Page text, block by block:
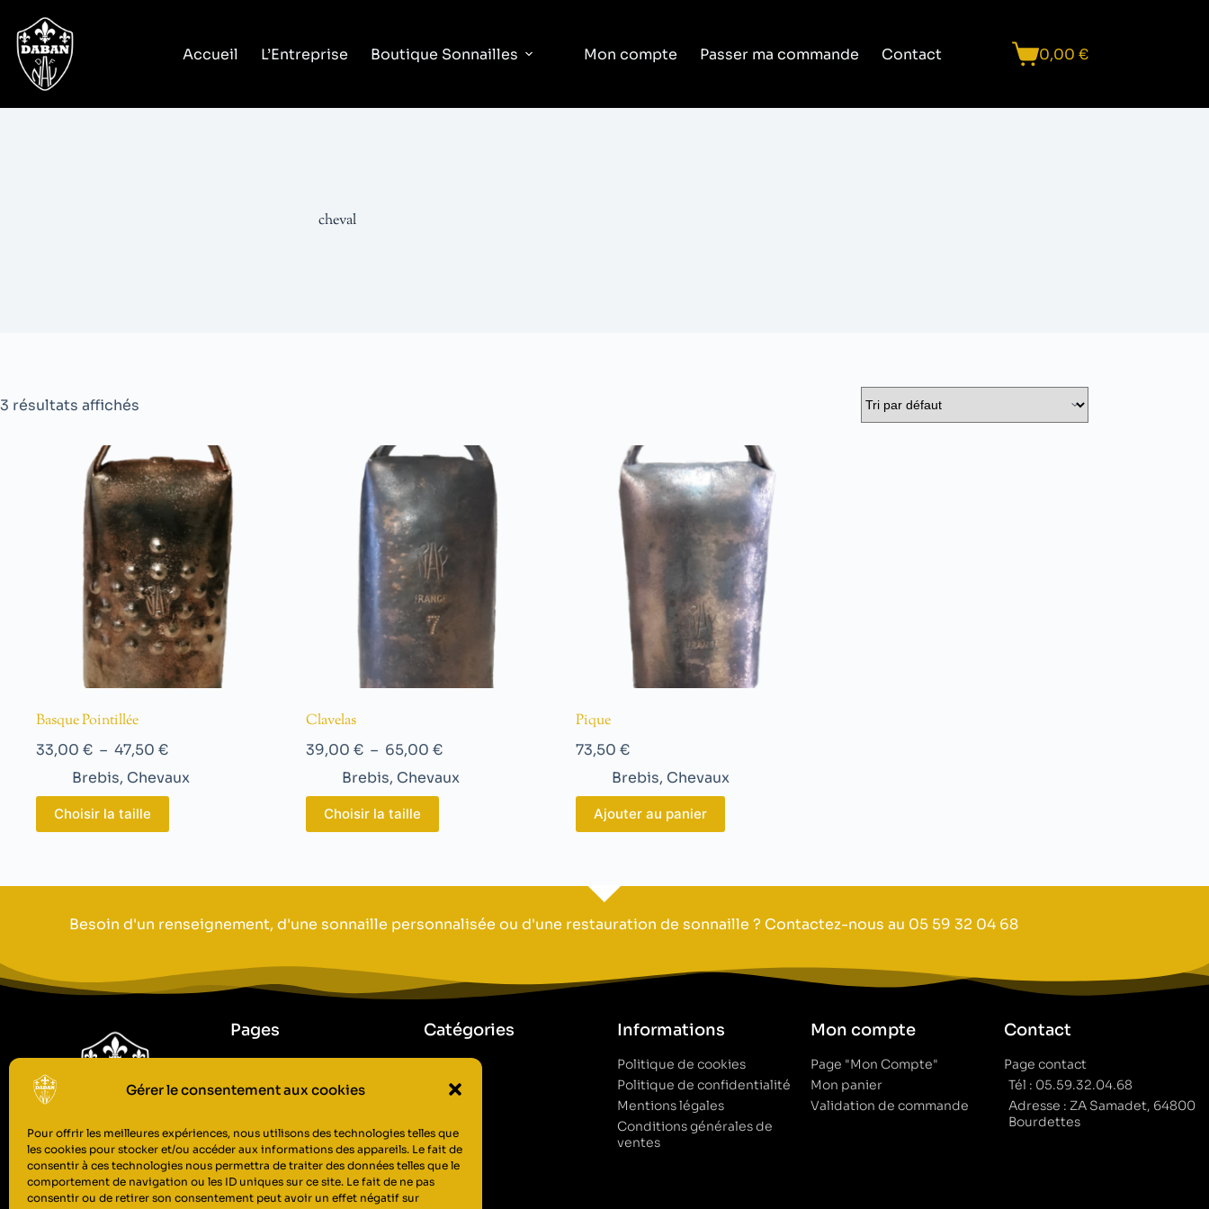
Gérer le consentement aux cookies
Pour offrir les meilleures expériences, nous utilisons des technologies telles que
les cookies pour stocker et/ou accéder aux informations des appareils. Le fait de
consentir à ces technologies nous permettra de traiter des données telles que le
comportement de navigation ou les ID uniques sur ce site. Le fait de ne pas
consentir ou de retirer son consentement peut avoir un effet négatif sur
Accueil L’Entreprise Boutique Sonnailles Mon compte Passer ma commande Contact 0,00 €
cheval
3 résultats affichés
Basque Pointillée
33,00 € – 47,50 €
Brebis, Chevaux
Choisir la taille
Clavelas
39,00 € – 65,00 €
Brebis, Chevaux
Choisir la taille
Pique
73,50 €
Brebis, Chevaux
Ajouter au panier
Besoin d'un renseignement, d'une sonnaille personnalisée ou d'une restauration de sonnaille ? Contactez-nous au 05 59 32 04 68
Pages
L'Entreprise
Contact
Catégories
Vaches
Informations
Politique de cookies
Politique de confidentialité
Mentions légales
Conditions générales de
ventes
Mon compte
Page "Mon Compte"
Mon panier
Validation de commande
Contact
Page contact
Tél : 05.59.32.04.68
Adresse : ZA Samadet, 64800
Bourdettes